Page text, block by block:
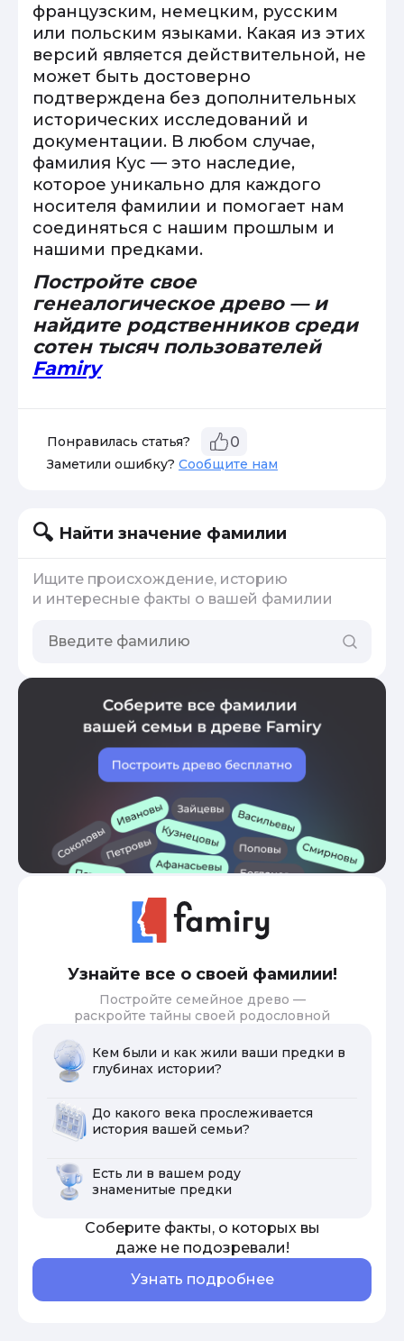
французским, немецким, русским
или польским языками. Какая из этих
версий является действительной, не
может быть достоверно
подтверждена без дополнительных
исторических исследований и
документации. В любом случае,
фамилия Кус — это наследие,
которое уникально для каждого
носителя фамилии и помогает нам
соединяться с нашим прошлым и
нашими предками.
Постройте свое
генеалогическое древо — и
найдите родственников среди
сотен тысяч пользователей
Famiry
Понравилась статья? 0
Заметили ошибку? Сообщите нам
Найти значение фамилии
Ищите происхождение, историю
и интересные факты о вашей фамилии
Узнайте все о своей фамилии!
Постройте семейное древо —
раскройте тайны своей родословной
Кем были и как жили ваши предки в
глубинах истории?
До какого века прослеживается
история вашей семьи?
Есть ли в вашем роду
знаменитые предки
Соберите факты, о которых вы
даже не подозревали!
Узнать подробнее